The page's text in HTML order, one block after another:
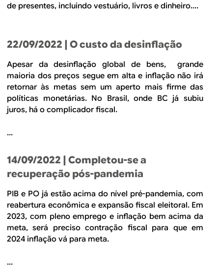
de presentes, incluindo vestuário, livros e dinheiro....
22/09/2022 | O custo da desinflação
Apesar da desinflação global de bens, grande
maioria dos preços segue em alta e inflação não irá
retornar às metas sem um aperto mais firme das
políticas monetárias. No Brasil, onde BC já subiu
juros, há o complicador fiscal.
...
14/09/2022 | Completou-se a
recuperação pós-pandemia
PIB e PO já estão acima do nível pré-pandemia, com
reabertura econômica e expansão fiscal eleitoral. Em
2023, com pleno emprego e inflação bem acima da
meta, será preciso contração fiscal para que em
2024 inflação vá para meta.
...